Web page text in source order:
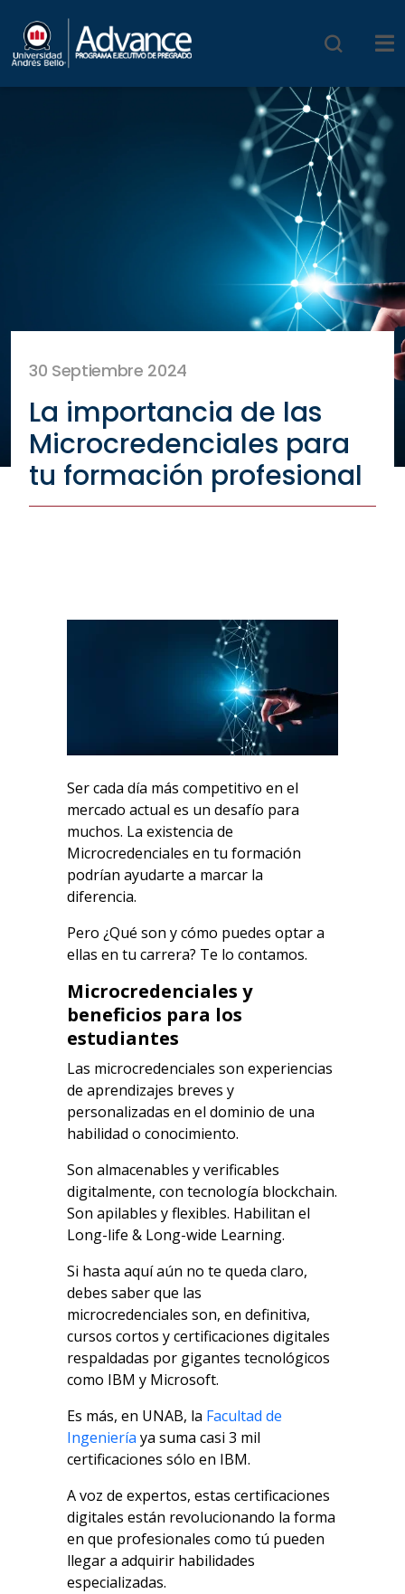
30 Septiembre 2024
La importancia de las
Microcredenciales para
tu formación profesional
Ser cada día más competitivo en el
mercado actual es un desafío para
muchos. La existencia de
Microcredenciales en tu formación
podrían ayudarte a marcar la
diferencia.
Pero ¿Qué son y cómo puedes optar a
ellas en tu carrera? Te lo contamos.
Microcredenciales y
beneficios para los
estudiantes
Las microcredenciales son experiencias
de aprendizajes breves y
personalizadas en el dominio de una
habilidad o conocimiento.
Son almacenables y verificables
digitalmente, con tecnología blockchain.
Son apilables y flexibles. Habilitan el
Long-life & Long-wide Learning.
Si hasta aquí aún no te queda claro,
debes saber que las
microcredenciales son, en definitiva,
cursos cortos y certificaciones digitales
respaldadas por gigantes tecnológicos
como IBM y Microsoft.
Es más, en UNAB, la Facultad de
Ingeniería ya suma casi 3 mil
certificaciones sólo en IBM.
A voz de expertos, estas certificaciones
digitales están revolucionando la forma
en que profesionales como tú pueden
llegar a adquirir habilidades
especializadas.